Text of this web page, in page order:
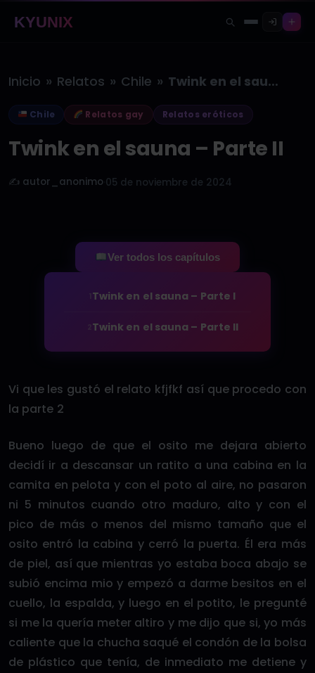
KYUNIX
Inicio » Relatos » Chile » Twink en el sauna – Parte…
Chile Relatos gay Relatos eróticos
Twink en el sauna – Parte II
✍️ autor_anonimo 05 de noviembre de 2024
Ver todos los capítulos
Twink en el sauna – Parte I
Twink en el sauna – Parte II
Vi que les gustó el relato kfjfkf así que procedo con
la parte 2
Bueno luego de que el osito me dejara abierto
decidí ir a descansar un ratito a una cabina en la
camita en pelota y con el poto al aire, no pasaron
ni 5 minutos cuando otro maduro, alto y con el
pico de más o menos del mismo tamaño que el
osito entró la cabina y cerró la puerta. Él era más
de piel, así que mientras yo estaba boca abajo se
subió encima mio y empezó a darme besitos en el
cuello, la espalda, y luego en el potito, le pregunté
si me la quería meter altiro y me dijo que si, yo más
caliente que la chucha saqué el condón de la bolsa
de plástico que tenía, de inmediato me detiene y